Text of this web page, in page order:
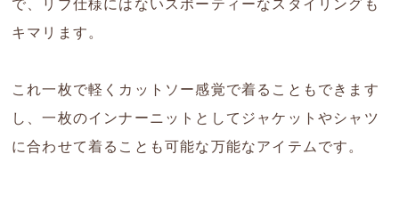
で、リブ仕様にはないスポーティーなスタイリングも
キマリます。
これ一枚で軽くカットソー感覚で着ることもできます
し、一枚のインナーニットとしてジャケットやシャツ
に合わせて着ることも可能な万能なアイテムです。